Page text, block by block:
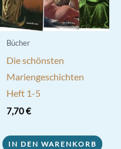
Bücher
Die schönsten
Mariengeschichten
Heft 1-5
7,70€
IN DEN WARENKORB